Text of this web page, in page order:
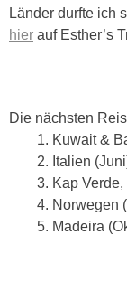
Länder durfte ich
hier auf Esther’s
Die nächsten
Kuwait &
Italien
Kap
Norwegen
Madeira